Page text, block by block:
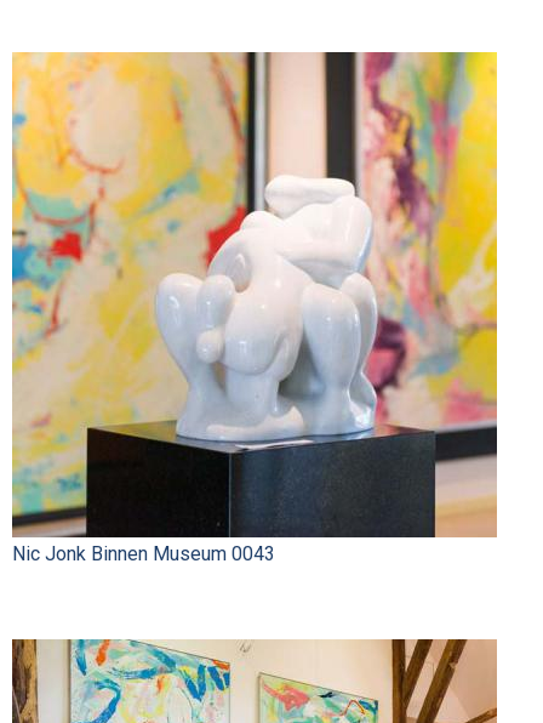
Nic Jonk Binnen Museum 0043